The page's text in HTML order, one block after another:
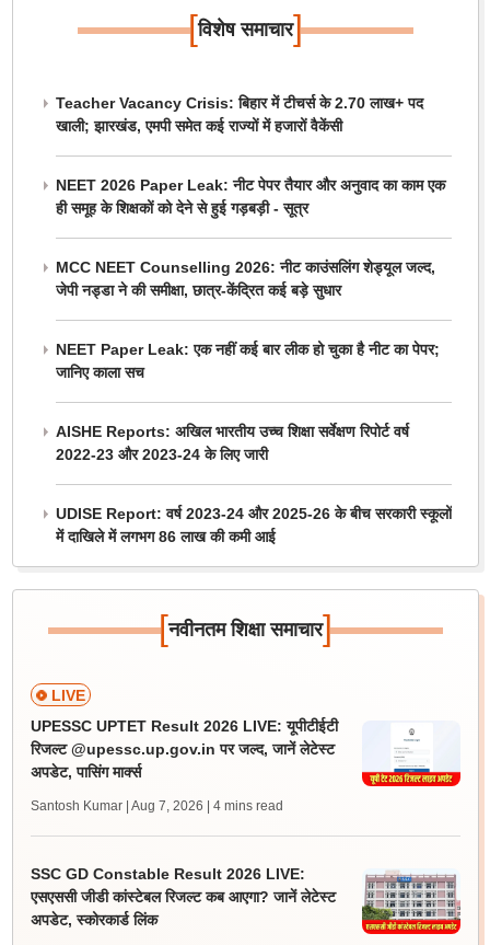
[विशेष समाचार]
Teacher Vacancy Crisis: बिहार में टीचर्स के 2.70 लाख+ पद
खाली; झारखंड, एमपी समेत कई राज्यों में हजारों वैकेंसी
NEET 2026 Paper Leak: नीट पेपर तैयार और अनुवाद का काम एक
ही समूह के शिक्षकों को देने से हुई गड़बड़ी - सूत्र
MCC NEET Counselling 2026: नीट काउंसलिंग शेड्यूल जल्द,
जेपी नड्डा ने की समीक्षा, छात्र-केंद्रित कई बड़े सुधार
NEET Paper Leak: एक नहीं कई बार लीक हो चुका है नीट का पेपर;
जानिए काला सच
AISHE Reports: अखिल भारतीय उच्च शिक्षा सर्वेक्षण रिपोर्ट वर्ष
2022-23 और 2023-24 के लिए जारी
UDISE Report: वर्ष 2023-24 और 2025-26 के बीच सरकारी स्कूलों
में दाखिले में लगभग 86 लाख की कमी आई
[नवीनतम शिक्षा समाचार]
LIVE
UPESSC UPTET Result 2026 LIVE: यूपीटीईटी
रिजल्ट @upessc.up.gov.in पर जल्द, जानें लेटेस्ट
अपडेट, पासिंग मार्क्स
Santosh Kumar | Aug 7, 2026 | 4 mins read
SSC GD Constable Result 2026 LIVE:
एसएससी जीडी कांस्टेबल रिजल्ट कब आएगा? जानें लेटेस्ट
अपडेट, स्कोरकार्ड लिंक